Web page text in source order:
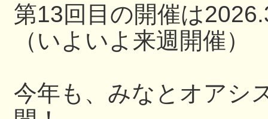
第13回目の開催は
（いよいよ来週開催）
今年も、みなとオアシ